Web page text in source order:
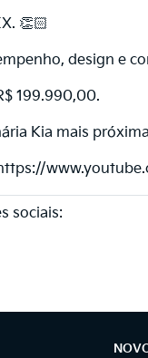
👏🏻
design e
199.990,00.
Kia mais
sociais: